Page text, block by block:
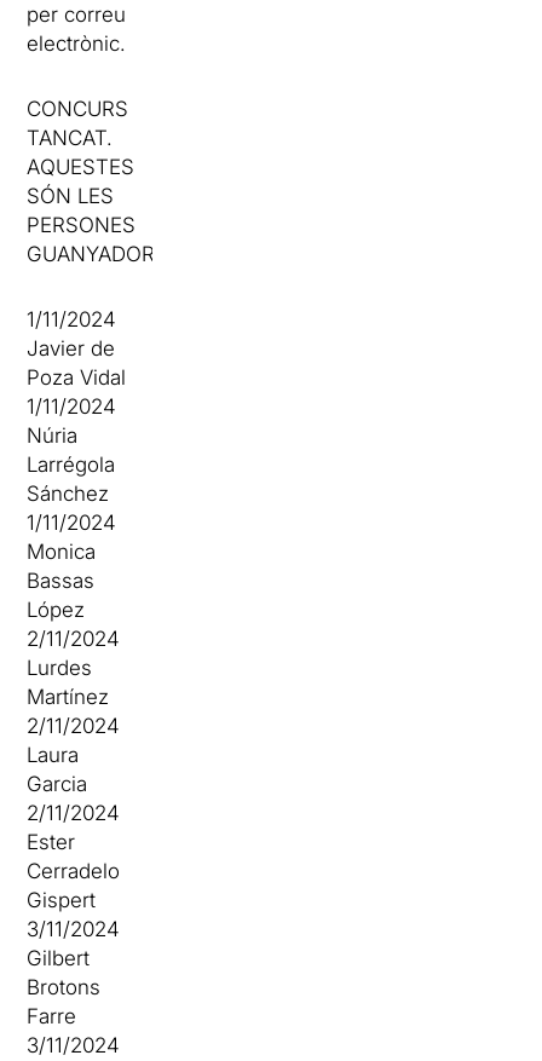
per correu
electrònic.
CONCURS
TANCAT.
AQUESTES
SÓN LES
PERSONES
GUANYADORES
1/11/2024
Javier de
Poza Vidal
1/11/2024
Núria
Larrégola
Sánchez
1/11/2024
Monica
Bassas
López
2/11/2024
Lurdes
Martínez
2/11/2024
Laura
Garcia
2/11/2024
Ester
Cerradelo
Gispert
3/11/2024
Gilbert
Brotons
Farre
3/11/2024